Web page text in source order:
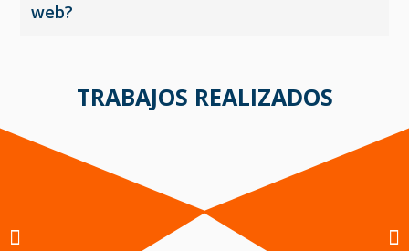
web?
TRABAJOS REALIZADOS